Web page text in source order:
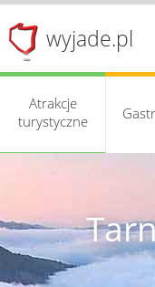
wyjade.pl
Atrakcje
turystyczne